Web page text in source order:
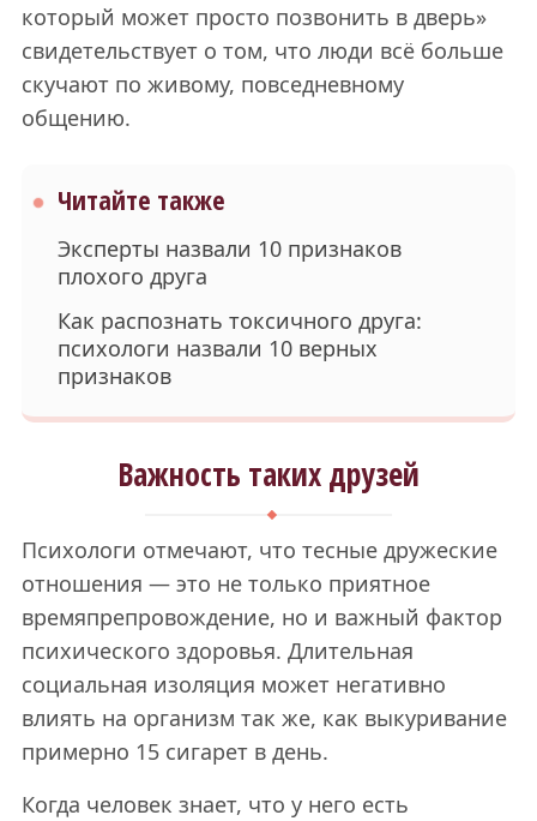
который может просто позвонить в дверь»
свидетельствует о том, что люди всё больше
скучают по живому, повседневному
общению.
Читайте также
Эксперты назвали 10 признаков
плохого друга
Как распознать токсичного друга:
психологи назвали 10 верных
признаков
Важность таких друзей
Психологи отмечают, что тесные дружеские
отношения — это не только приятное
времяпрепровождение, но и важный фактор
психического здоровья. Длительная
социальная изоляция может негативно
влиять на организм так же, как выкуривание
примерно 15 сигарет в день.
Когда человек знает, что у него есть